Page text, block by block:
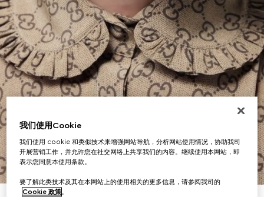
/7
我们使用Cookie
我们使用 cookie 和类似技术来增强网站导航，分析网站使用情况，协助我司
开展营销工作，并允许您在社交网络上共享我们的内容。继续使用本网站，即
表示您同意本使用条款。
要了解此类技术及其在本网站上的使用相关的更多信息，请参阅我司的
Cookie 政策。